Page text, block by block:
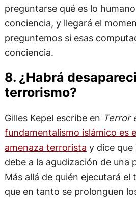
preguntarse qué es lo
conciencia, y llegará el
preguntemos si esas
conciencia.
8. ¿Habrá
terrorismo?
Gilles Kepel escribe en Terror
fundamentalismo islámico es
amenaza terrorista y dice que
debe a la agudización de una
Más allá de quién ejecutará
que en tanto se prolonguen